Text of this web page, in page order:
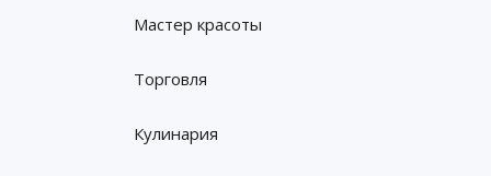
Мастер красоты
Торговля
Кулинария